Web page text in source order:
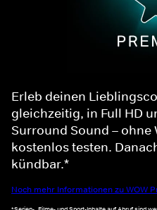
Erleb deinen
gleichzeitig, in Full HD
Surround Sound – ohne
kostenlos testen.
kündbar.*
Noch mehr Informationen zu WOW